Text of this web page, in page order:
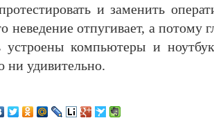
и заменить
неведение отпугивает, а потому
устроены компьютеры и
ни удивительно.